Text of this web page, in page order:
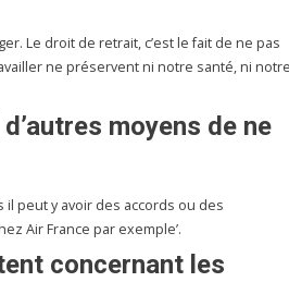
Le droit de retrait, c’est le fait de ne pas
ne préservent ni notre santé, ni
moyens de ne
il peut y avoir des accords ou des
Air France par exemple’.
concernant les